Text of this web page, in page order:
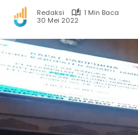
Redaksi
1 Min Baca
30 Mei 2022